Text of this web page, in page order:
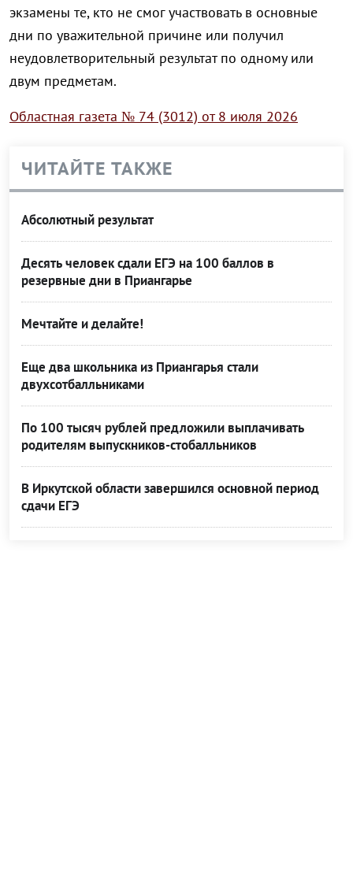
экзамены те, кто не смог участвовать в основные
дни по уважительной причине или получил
неудовлетворительный результат по одному или
двум предметам.
Областная газета № 74 (3012) от 8 июля 2026
ЧИТАЙТЕ ТАКЖЕ
Абсолютный результат
Десять человек сдали ЕГЭ на 100 баллов в
резервные дни в Приангарье
Мечтайте и делайте!
Еще два школьника из Приангарья стали
двухсотбалльниками
По 100 тысяч рублей предложили выплачивать
родителям выпускников-стобалльников
В Иркутской области завершился основной период
сдачи ЕГЭ